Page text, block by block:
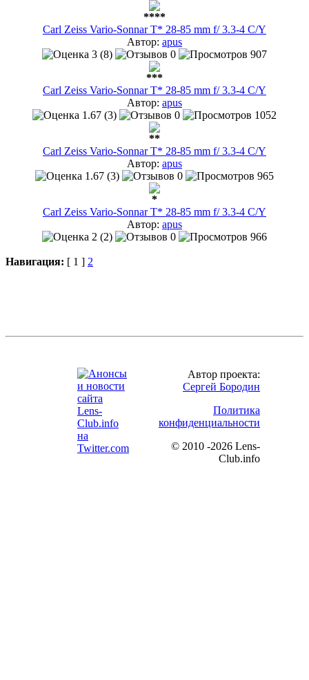
****
Carl Zeiss Vario-Sonnar T* 28-85 mm f/ 3.3-4 C/Y
Автор: apus
3 (8)
0
907
***
Carl Zeiss Vario-Sonnar T* 28-85 mm f/ 3.3-4 C/Y
Автор: apus
1.67 (3)
0
1052
**
Carl Zeiss Vario-Sonnar T* 28-85 mm f/ 3.3-4 C/Y
Автор: apus
1.67 (3)
0
965
*
Carl Zeiss Vario-Sonnar T* 28-85 mm f/ 3.3-4 C/Y
Автор: apus
2 (2)
0 966
Навигация: [ 1 ] 2
Автор проекта:
Сергей Бородин
Политика
конфиденциальности
© 2010 -2026 Lens-
Club.info